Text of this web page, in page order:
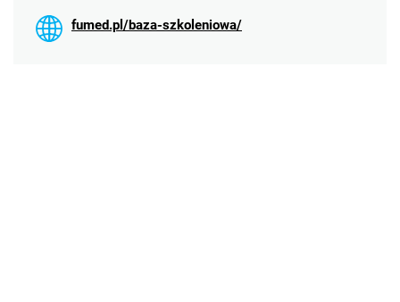
fumed.pl/baza-szkoleniowa/